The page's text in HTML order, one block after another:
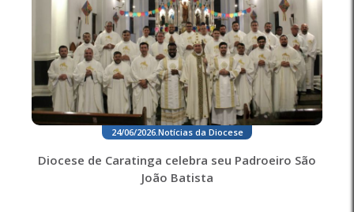
24/06/2026. Notícias da Diocese
Diocese de Caratinga celebra seu Padroeiro São
João Batista